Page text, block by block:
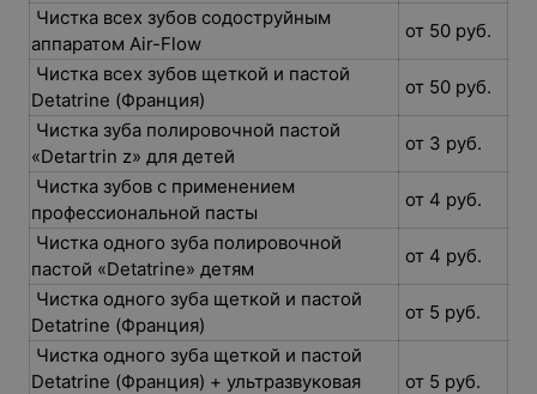
Чистка всех зубов содоструйным
аппаратом Air-Flow
от 50 руб.
Чистка всех зубов щеткой и пастой
Detatrine (Франция)
от 50 руб.
Чистка зуба полировочной пастой
«Detartrin z» для детей
от 3 руб.
Чистка зубов с применением
профессиональной пасты
от 4 руб.
Чистка одного зуба полировочной
пастой «Detatrine» детям
от 4 руб.
Чистка одного зуба щеткой и пастой
Detatrine (Франция)
от 5 руб.
Чистка одного зуба щеткой и пастой
Detatrine (Франция) + ультразвуковая
от 5 руб.